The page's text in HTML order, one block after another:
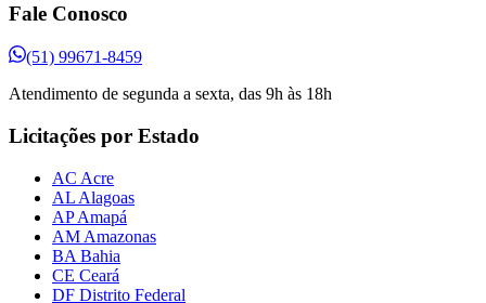
Fale Conosco
(51) 99671-8459
Atendimento de segunda a sexta, das 9h às 18h
Licitações por Estado
AC Acre
AL Alagoas
AP Amapá
AM Amazonas
BA Bahia
CE Ceará
DF Distrito Federal